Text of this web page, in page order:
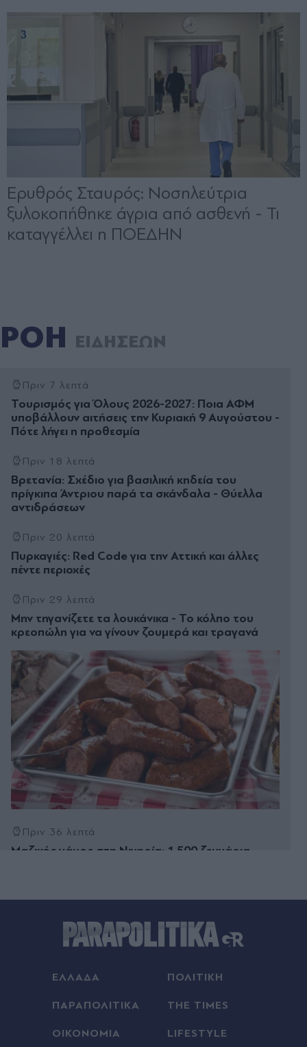
ΡΟΗ ΕΙΔΗΣΕΩΝ
Πριν 7 λεπτά
Τουρισμός για Όλους 2026-2027: Ποια ΑΦΜ
υποβάλλουν αιτήσεις την Κυριακή 9 Αυγούστου -
Πότε λήγει η προθεσμία
Πριν 18 λεπτά
Βρετανία: Σχέδιο για βασιλική κηδεία του
πρίγκιπα Άντριου παρά τα σκάνδαλα - Θύελλα
αντιδράσεων
Πριν 20 λεπτά
Πυρκαγιές: Red Code για την Αττική και άλλες
πέντε περιοχές
Πριν 29 λεπτά
Μην τηγανίζετε τα λουκάνικα - Το κόλπο του
κρεοπώλη για να γίνουν ζουμερά και τραγανά
Πριν 36 λεπτά
Μαζικός γάμος στη Νιγηρία: 1.500 ζευγάρια
Ερυθρός Σταυρός: Νοσηλεύτρια ξυλοκοπήθηκε
άγρια από ασθενή - Τι καταγγέλλει η ΠΟΕΔΗΝ
μπορεί να είναι και οι πιο κοινωνικοί - Τι λέει η
ΕΛΛΑΔΑ ΠΟΛΙΤΙΚΗ
ΠΑΡΑΠΟΛΙΤΙΚΑ THE TIMES
ΟΙΚΟΝΟΜΙΑ LIFESTYLE